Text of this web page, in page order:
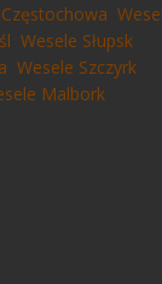
Wesele Słupsk
Wesele Szczyrk
Malbork